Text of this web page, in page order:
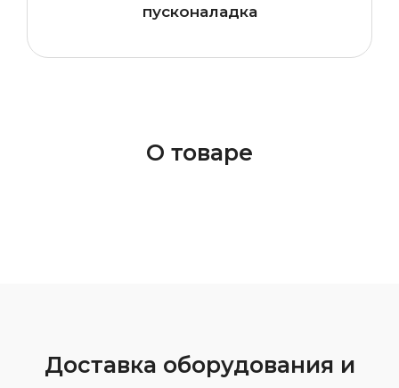
пусконаладка
О товаре
Доставка оборудования и